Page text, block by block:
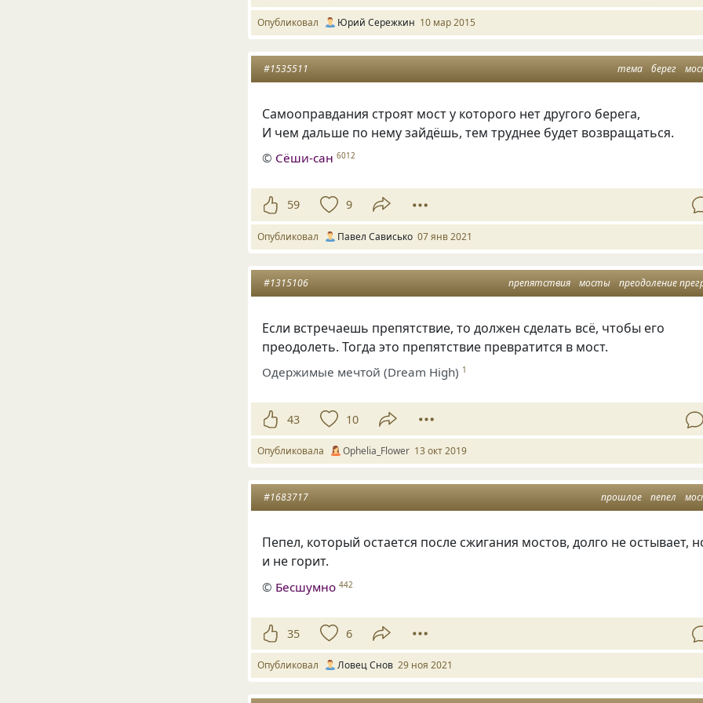
Опубликовал Юрий Сережкин 10 мар 2015
тема берег
#1535511
Самооправдания строят мост у которого нет другого берега,
И чем дальше по нему зайдёшь, тем труднее будет возвращаться.
© Сёши-сан 6012
59 9
Опубликовал Павел Сависько 07 янв 2021
препятствия мосты преодоление
#1315106
Если встречаешь препятствие, то должен сделать всё, чтобы его
преодолеть. Тогда это препятствие превратится в мост.
Одержимые мечтой (Dream High) 1
43 10
Опубликовала Ophelia_Flower 13 окт 2019
прошлое пепел
#1683717
Пепел, который остается после сжигания мостов, долго не остывает,
и не горит.
© Бесшумно 442
35 6
Опубликовал Ловец Снов 29 ноя 2021